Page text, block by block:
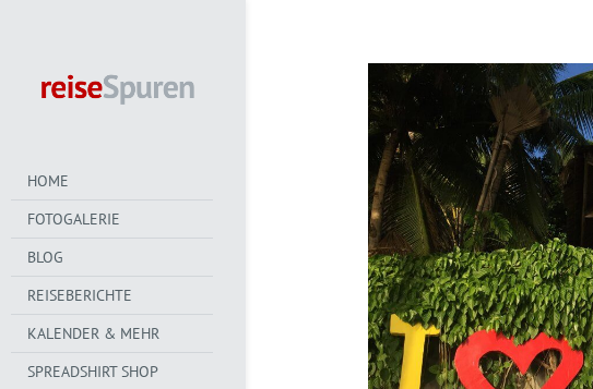
HOME
FOTOGALERIE
BLOG
REISEBERICHTE
KALENDER & MEHR
SPREADSHIRT SHOP